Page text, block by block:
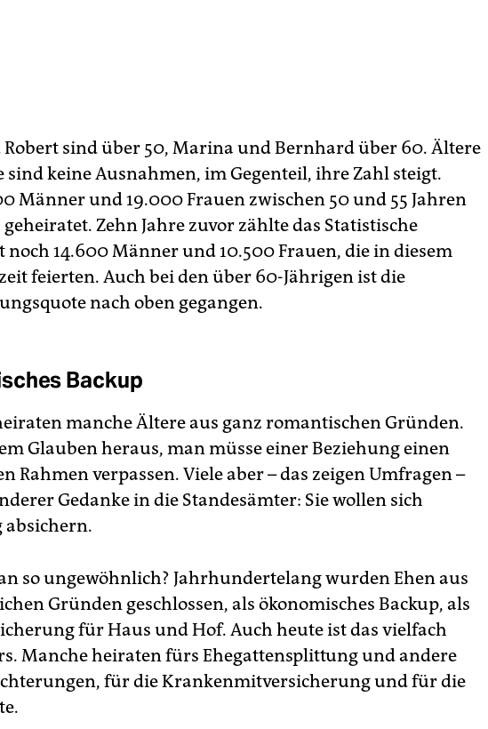
sind über 50, Marina und Bernhard über 60. Ältere
sind keine Ausnahmen, im Gegenteil, ihre Zahl steigt.
Männer und 19.000 Frauen zwischen 50 und 55 Jahren
geheiratet. Zehn Jahre zuvor zählte das Statistische
noch 14.600 Männer und 10.500 Frauen, die in diesem
feierten. Auch bei den über 60-Jährigen ist die
nach oben gegangen.
Backup
manche Ältere aus ganz romantischen Gründen.
Glauben heraus, man müsse einer Beziehung einen
Rahmen verpassen. Viele aber – das zeigen Umfragen –
Gedanke in die Standesämter: Sie wollen sich
absichern.
so ungewöhnlich? Jahrhundertelang wurden Ehen aus
Gründen geschlossen, als ökonomisches Backup, als
für Haus und Hof. Auch heute ist das vielfach
Manche heiraten fürs Ehegattensplittung und andere
für die Krankenmitversicherung und für die